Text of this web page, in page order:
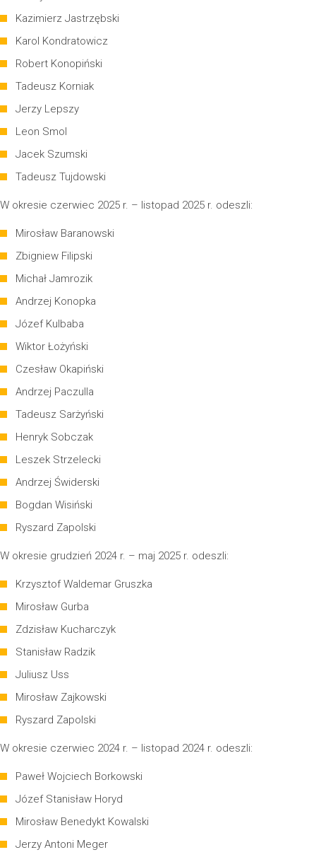
Kazimierz Jastrzębski
Karol Kondratowicz
Robert Konopiński
Tadeusz Korniak
Jerzy Lepszy
Leon Smol
Jacek Szumski
Tadeusz Tujdowski
W okresie czerwiec 2025 r. – listopad 2025 r. odeszli:
Mirosław Baranowski
Zbigniew Filipski
Michał Jamrozik
Andrzej Konopka
Józef Kulbaba
Wiktor Łożyński
Czesław Okapiński
Andrzej Paczulla
Tadeusz Sarżyński
Henryk Sobczak
Leszek Strzelecki
Andrzej Świderski
Bogdan Wisiński
Ryszard Zapolski
W okresie grudzień 2024 r. – maj 2025 r. odeszli:
Krzysztof Waldemar Gruszka
Mirosław Gurba
Zdzisław Kucharczyk
Stanisław Radzik
Juliusz Uss
Mirosław Zajkowski
Ryszard Zapolski
W okresie czerwiec 2024 r. – listopad 2024 r. odeszli:
Paweł Wojciech Borkowski
Józef Stanisław Horyd
Mirosław Benedykt Kowalski
Jerzy Antoni Meger